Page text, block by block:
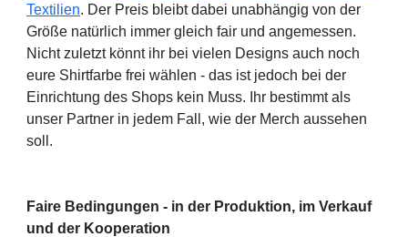
Textilien. Der Preis bleibt dabei unabhängig von der
Größe natürlich immer gleich fair und angemessen.
Nicht zuletzt könnt ihr bei vielen Designs auch noch
eure Shirtfarbe frei wählen - das ist jedoch bei der
Einrichtung des Shops kein Muss. Ihr bestimmt als
unser Partner in jedem Fall, wie der Merch aussehen
soll.
Faire Bedingungen - in der Produktion, im Verkauf
und der Kooperation